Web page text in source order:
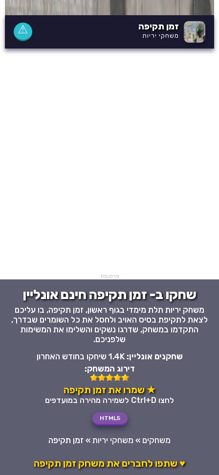
זמן תקיפה
משחקי יריות ⚠
פרסומת
שחקו ב- זמן תקיפה חינם אונליין
משחק יריות תלת מימדי בגוף ראשון, זמן תקיפה, בו עליכם
לצאת לתקיפת בסיס האויב ולחסל את כל השומרים שבדרך,
התקדמו במשחק, שדרגו נשקים והשלימו את המשימות
שלפניכם.
שחקנים אונליין:1.4K שיחקו בחודש האחרון
דירוג המשחק:
★ שמרו את זמן תקיפה
לחצו Ctrl+D לשמירה מהירה במועדפים
HTML5
משחקים » משחקי יריות » זמן תקיפה
♥ שתפו לחברים את משחק זמן תקיפה